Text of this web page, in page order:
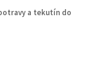
a tekutín do